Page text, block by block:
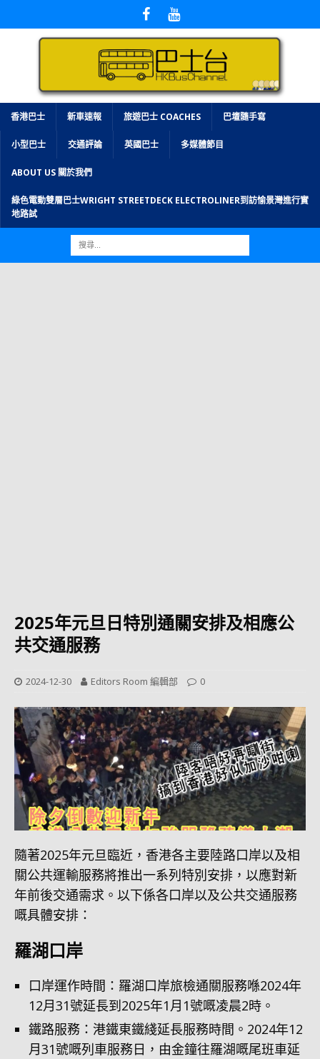
香港巴士 新車速報 旅遊巴士 COACHES 巴壇隨手寫
小型巴士 交通評論 英國巴士 多媒體節目
ABOUT US 關於我們
綠色電動雙層巴士WRIGHT STREETDECK ELECTROLINER到訪愉景灣進行實
地路試
2025年元旦日特別通關安排及相應公
共交通服務
2024-12-30 Editors Room 編輯部 0
隨著2025年元旦臨近，香港各主要陸路口岸以及相
關公共運輸服務將推出一系列特別安排，以應對新
年前後交通需求。以下係各口岸以及公共交通服務
嘅具體安排：
羅湖口岸
口岸運作時間：羅湖口岸旅檢通關服務喺2024年
12月31號延長到2025年1月1號嘅凌晨2時。
鐵路服務：港鐵東鐵綫延長服務時間。2024年12
月31號嘅列車服務日，由金鐘往羅湖嘅尾班車延